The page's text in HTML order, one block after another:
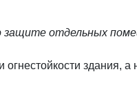
защите отдельных
здания, а